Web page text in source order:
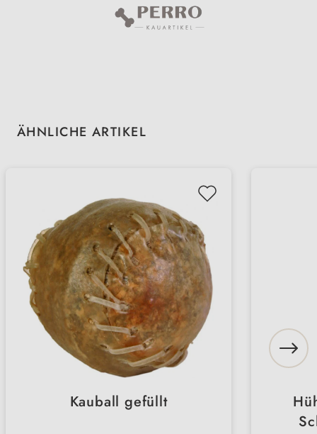
Produktgalerie überspringen
ÄHNLICHE ARTIKEL
Kauball gefüllt